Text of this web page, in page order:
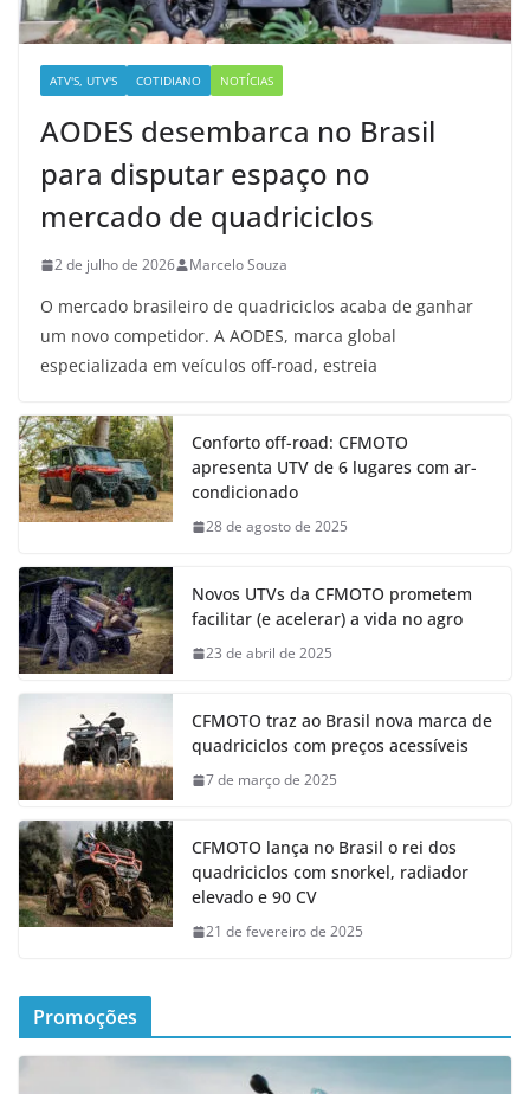
ATV'S, UTV'S COTIDIANO NOTÍCIAS
AODES desembarca no Brasil
para disputar espaço no
mercado de quadriciclos
2 de julho de 2026 Marcelo Souza
O mercado brasileiro de quadriciclos acaba de ganhar
um novo competidor. A AODES, marca global
especializada em veículos off-road, estreia
Conforto off-road: CFMOTO
apresenta UTV de 6 lugares com ar-
condicionado
28 de agosto de 2025
Novos UTVs da CFMOTO prometem
facilitar (e acelerar) a vida no agro
23 de abril de 2025
CFMOTO traz ao Brasil nova marca de
quadriciclos com preços acessíveis
7 de março de 2025
CFMOTO lança no Brasil o rei dos
quadriciclos com snorkel, radiador
elevado e 90 CV
21 de fevereiro de 2025
Promoções